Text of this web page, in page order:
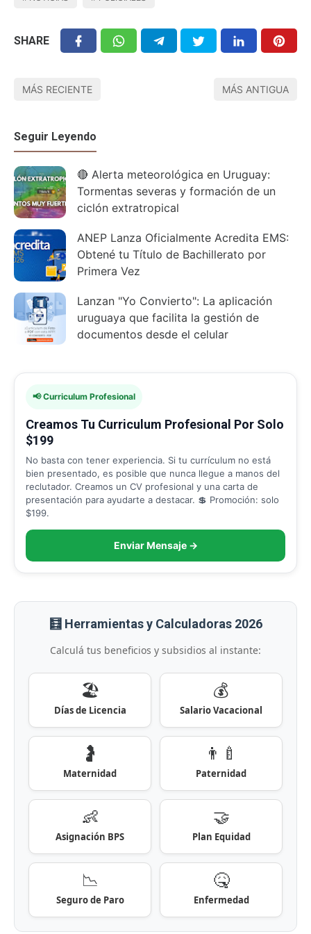
SHARE
MÁS RECIENTE MÁS ANTIGUA
Seguir Leyendo
🔴 Alerta meteorológica en Uruguay:
Tormentas severas y formación de un
ciclón extratropical
ANEP Lanza Oficialmente Acredita EMS:
Obtené tu Título de Bachillerato por
Primera Vez
Lanzan "Yo Convierto": La aplicación
uruguaya que facilita la gestión de
documentos desde el celular
📢 Curriculum Profesional
Creamos Tu Curriculum Profesional Por Solo
$199
No basta con tener experiencia. Si tu currículum no está
bien presentado, es posible que nunca llegue a manos del
reclutador. Creamos un CV profesional y una carta de
presentación para ayudarte a destacar. 💲 Promoción: solo
$199.
Enviar Mensaje →
🧮 Herramientas y Calculadoras 2026
Calculá tus beneficios y subsidios al instante:
🏖️
Días de Licencia
💰
Salario Vacacional
🤰
Maternidad
👨‍🍼
Paternidad
👶
Asignación BPS
🤝
Plan Equidad
📉
Seguro de Paro
🤒
Enfermedad